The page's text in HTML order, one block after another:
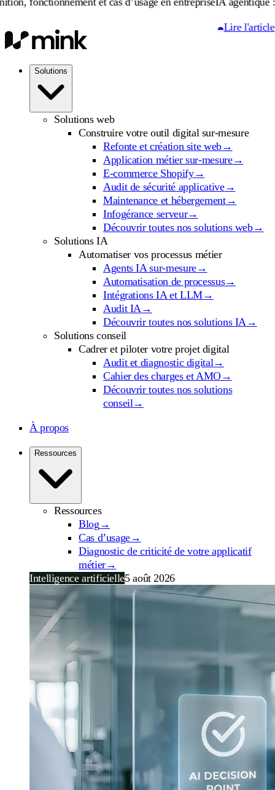
Lire l'article
Solutions
Solutions web
Construire votre outil digital sur-mesure
Refonte et création site web→
Application métier sur-mesure→
E-commerce Shopify→
Audit de sécurité applicative→
Maintenance et hébergement→
Infogérance serveur→
Découvrir toutes nos solutions web→
Solutions IA
Automatiser vos processus métier
Agents IA sur-mesure→
Automatisation de processus→
Intégrations IA et LLM→
Audit IA→
Découvrir toutes nos solutions IA→
Solutions conseil
Cadrer et piloter votre projet digital
Audit et diagnostic digital→
Cahier des charges et AMO→
Découvrir toutes nos solutions
conseil→
À propos
Ressources
Ressources
Blog →
Cas d’usage→
Diagnostic de criticité de votre applicatif
métier→
Intelligence artificielle5 août 2026